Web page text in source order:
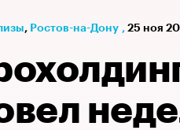
валюты
⁠, Ростов-на-Дону , 25 ноя